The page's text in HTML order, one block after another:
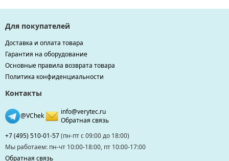
Для покупателей
Доставка и оплата товара
Гарантия на оборудование
Основные правила возврата товара
Политика конфиденциальности
Контакты
@VChek
info@verytec.ru
Обратная связь
+7 (495) 510-01-57(пн-пт с 09:00 до 18:00)
Мы работаем: пн-чт 10:00-18:00, пт 10:00-17:00
Обратная связь